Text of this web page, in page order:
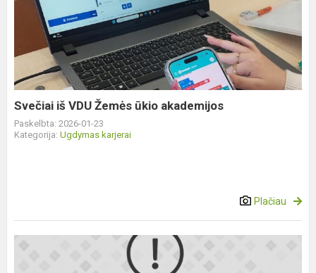
Žemės
ūkio
akademijos
Svečiai iš VDU Žemės ūkio akademijos
Paskelbta: 2026-01-23
Kategorija: Ugdymas karjerai
Plačiau
Direktorės